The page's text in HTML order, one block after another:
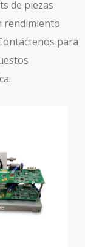
de piezas
rendimiento
para